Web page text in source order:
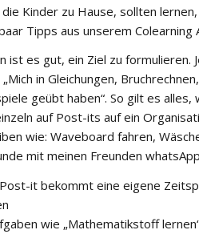
die Kinder zu Hause, sollten
Tipps aus unserem Colearning
ist es gut, ein Ziel zu
in Gleichungen,
geübt haben“. So gilt es
auf Post-its auf ein
wie: Waveboard fahren,
mit meinen Freunden
it bekommt eine eigene
wie „Mathematikstoff